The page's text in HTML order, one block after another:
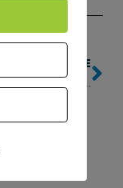
NÄCHSTE
SPORTABZEICHEN 2026: SEI DABEI UND TESTE DEINE FITNESS!